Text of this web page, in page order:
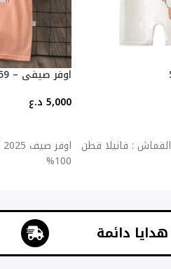
اوفر صيف 2025 القماش : فانيلا قطن
اوفر صيفي – 59
5,000 د.ع
100%
هدايا دائمة